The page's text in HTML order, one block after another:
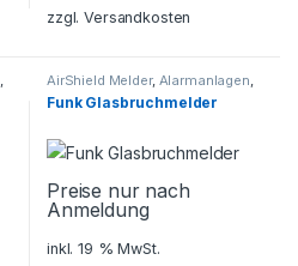
zzgl.Versandkosten
, AirShield Melder, Alarmanlagen,
Dahua AirShield ,
Sicherheitstechnik
Funk Glasbruchmelder
Preise nur nach
Anmeldung
inkl. 19 % MwSt.